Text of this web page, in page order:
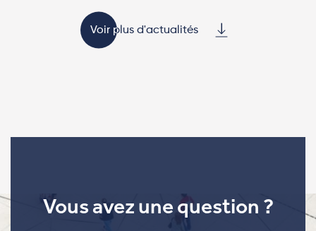
Voir plus d'actualités
Vous avez une question ?